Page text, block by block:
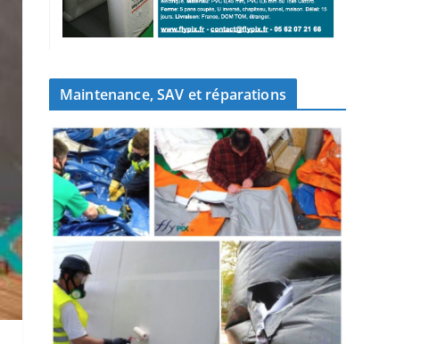
Maintenance, SAV et réparations